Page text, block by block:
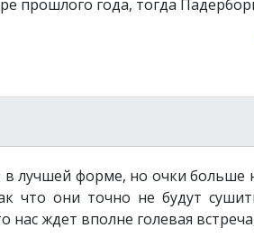
прошлого года, тогда
в лучшей форме, но очки больше
что они точно не будут
нас ждет вполне голевая